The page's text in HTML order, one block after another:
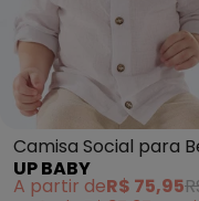
Camisa Social para
Menino (Branco)
UP BABY
A partir deR$ 75,95